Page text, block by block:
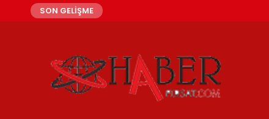
SON GELİŞME